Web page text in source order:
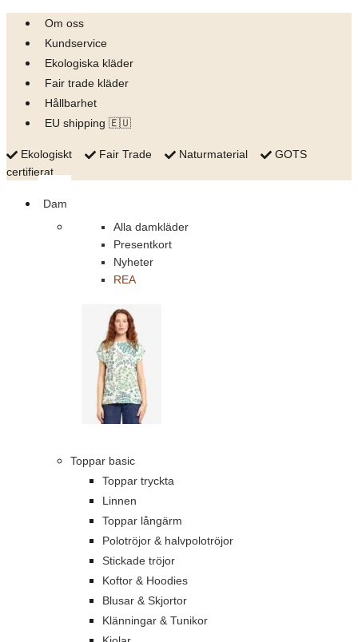
Skip
content
Om oss
Kundservice
Ekologiska kläder
Fair trade kläder
Hållbarhet
EU shipping 🇪🇺
Ekologiskt Fair Trade Naturmaterial
GOTS
certifierat
Dam
Alla damkläder
Presentkort
Nyheter
REA
Toppar basic
Toppar tryckta
Linnen
Toppar långärm
Polotröjor & halvpolotröjor
Stickade tröjor
Koftor & Hoodies
Blusar & Skjortor
Klänningar & Tunikor